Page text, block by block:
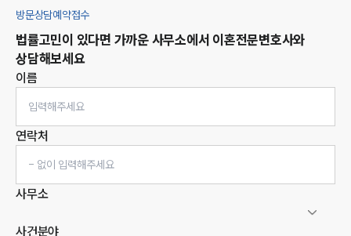
방문상담예약접수
법률고민이 있다면 가까운 사무소에서 이혼전문변호사와
상담해보세요
이름
연락처
사무소
사건분야